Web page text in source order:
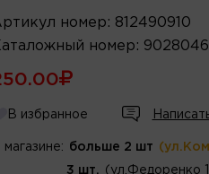
номер : 812490910
номер :
В избранное
магазине: больше 2 шт
3 шт. (ул.Федоренко